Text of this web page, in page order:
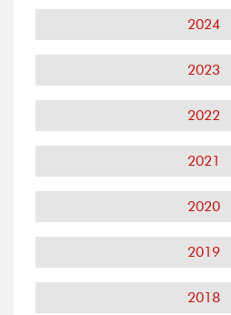
2024
2023
2022
2021
2020
2019
2018